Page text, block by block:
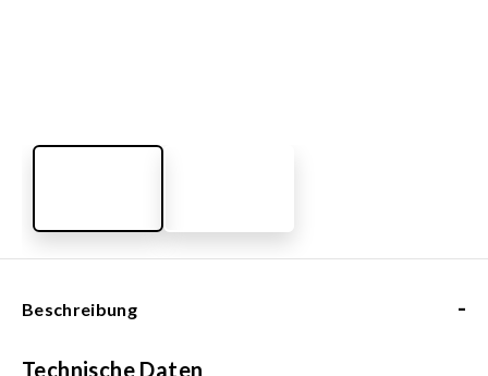
Beschreibung -
Technische Daten